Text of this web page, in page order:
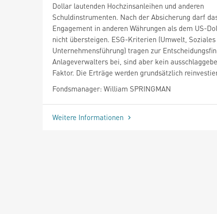
Dollar lautenden Hochzinsanleihen und anderen
Schuldinstrumenten. Nach der Absicherung darf
Engagement in anderen Währungen als dem US-
nicht übersteigen. ESG-Kriterien (Umwelt, Soziales
Unternehmensführung) tragen zur
Anlageverwalters bei, sind aber kein
Faktor. Die Erträge werden grundsätzlich
Fondsmanager: William SPRINGMAN
Weitere Informationen